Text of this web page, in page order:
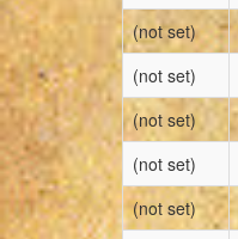
(not set)
(not set)
(not set)
(not set)
(not set)